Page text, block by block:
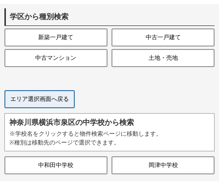
学区から種別検索
新築一戸建て 中古一戸建て
中古マンション 土地・売地
エリア選択画面へ戻る
神奈川県横浜市泉区の中学校から検索
※学校名をクリックすると物件検索ページに移動します。
※種別は移動先のページで選択できます。
中和田中学校 岡津中学校